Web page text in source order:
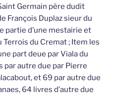
Germain père dudit
François Duplaz sieur du
partie d’une mestairie et
du Cremat ; Item les
part deue par Viala du
par autre due par Pierre
et 69 par autre due
64 livres d’autre due